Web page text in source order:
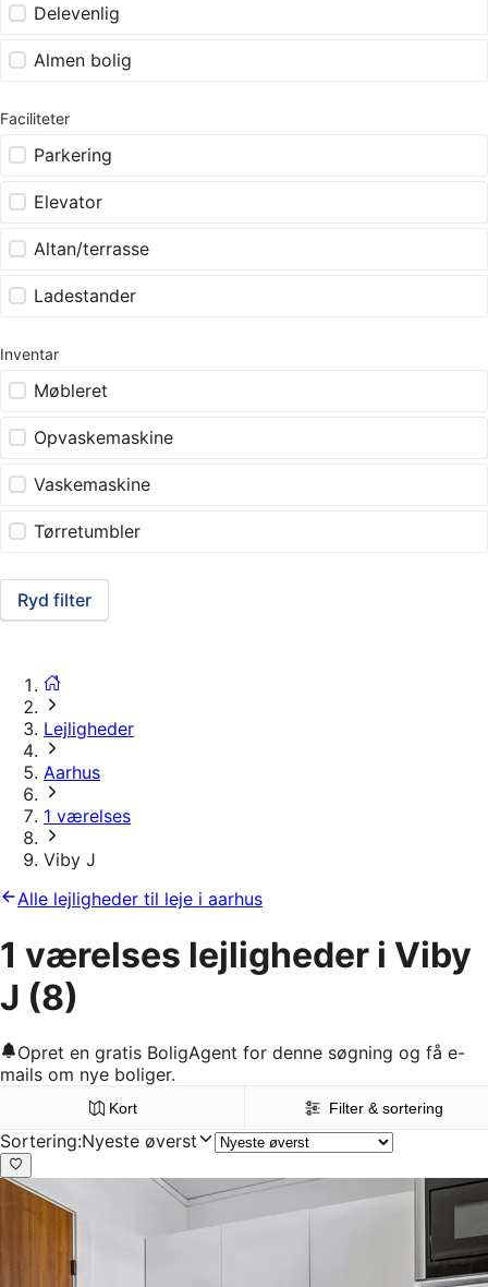
Delevenlig
Almen bolig
Faciliteter
Parkering
Elevator
Altan/terrasse
Ladestander
Inventar
Møbleret
Opvaskemaskine
Vaskemaskine
Tørretumbler
Ryd filter
Lejligheder
Aarhus
1 værelses
Viby J
Alle lejligheder til leje i aarhus
1 værelses lejligheder i Viby
J (8)
Opret en gratis BoligAgent for denne søgning og få e-
mails om nye boliger.
Kort Filter & sortering
Sortering:Nyeste øverst